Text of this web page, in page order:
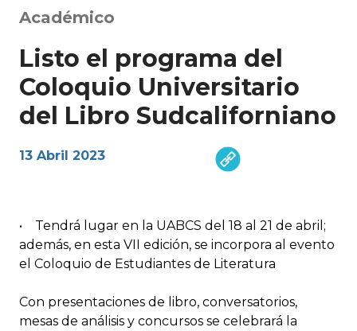
Académico
Listo el programa del
Coloquio Universitario
del Libro Sudcaliforniano
13 Abril 2023
• Tendrá lugar en la UABCS del 18 al 21 de abril;
además, en esta VII edición, se incorpora al evento
el Coloquio de Estudiantes de Literatura
Con presentaciones de libro, conversatorios,
mesas de análisis y concursos se celebrará la